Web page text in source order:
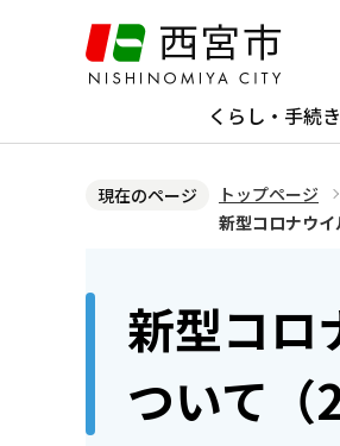
ジ
くらし・手続き
現在のページ トップページ
新型コロナウイ
新型コロ
ついて（